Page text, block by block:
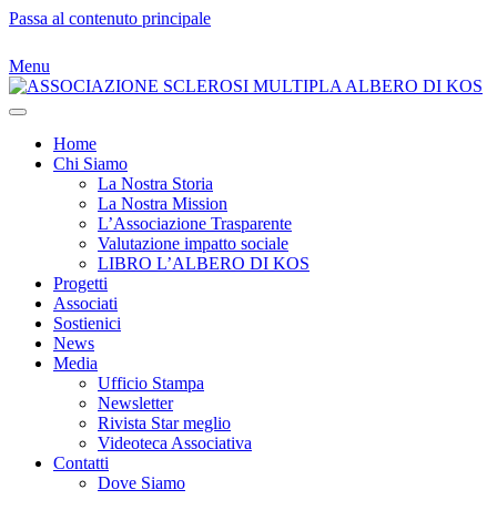
Passa al contenuto principale
Menu
Home
Chi Siamo
La Nostra Storia
La Nostra Mission
L’Associazione Trasparente
Valutazione impatto sociale
LIBRO L’ALBERO DI KOS
Progetti
Associati
Sostienici
News
Media
Ufficio Stampa
Newsletter
Rivista Star meglio
Videoteca Associativa
Contatti
Dove Siamo